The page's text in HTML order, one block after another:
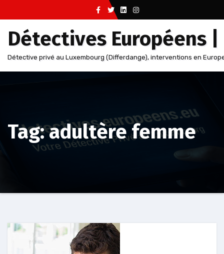
au
contenu
Détectives Européens
Détective privé au Luxembourg (Differdange), interventions en
Tag: adultère femme